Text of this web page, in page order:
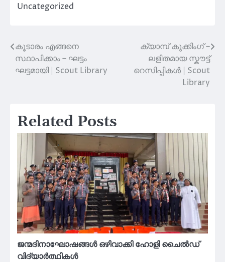
Uncategorized
Post
navigation
കൂടാരം എങ്ങനെ
സ്ഥാപിക്കാം – ഘട്ടം
ഘട്ടമായി | Scout Library
ക്യാമ്പ് കുക്കിംഗ് –
ലളിതമായ സ്കൗട്ട്
റെസിപ്പികൾ | Scout
Library
Related Posts
ജന്മദിനാഘോഷങ്ങൾ ഒഴിവാക്കി ഹോളി ചൈൽഡ്
വിദ്യാർത്ഥികൾ